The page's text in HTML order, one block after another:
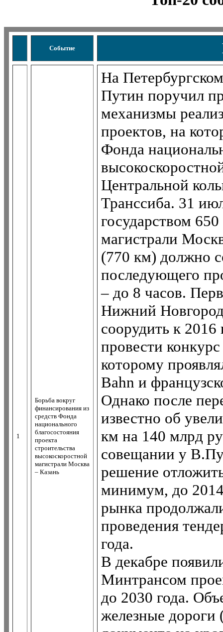
Событие
1
Борьба вокруг
финансирования из
средств Фонда
национального
благосостояния
проекта
строительства
высокоскоростной
магистрали Москва
– Казань
На
Путин поручил
механизмы
проектов, на
Фонда
Центральной
Транссиба. 31
государством
магистрали
(770 км) должно
последующего
– до 8 часов.
Нижний
соорудить к 2016
провести
которому
Bahn и
Однако после
известно об
км на 140 млрд
совещании у
решение
минимум, до
рынка
проведения
года.
В декабре
Минтрансом
до 2030 года.
железные